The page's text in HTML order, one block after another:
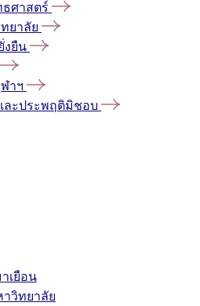
ศาสตร์
ยาลัย
งยืน
าฯ
ละประพฤติมิชอบ
เยือน
วิทยาลัย